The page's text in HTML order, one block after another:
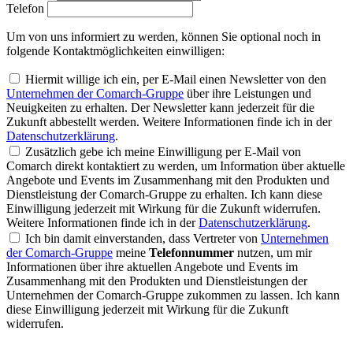
Telefon
Um von uns informiert zu werden, können Sie optional noch in
folgende Kontaktmöglichkeiten einwilligen:
Hiermit willige ich ein, per E-Mail einen Newsletter von den
Unternehmen der Comarch-Gruppe über ihre Leistungen und
Neuigkeiten zu erhalten. Der Newsletter kann jederzeit für die
Zukunft abbestellt werden. Weitere Informationen finde ich in der
Datenschutzerklärung.
Zusätzlich gebe ich meine Einwilligung per E-Mail von
Comarch direkt kontaktiert zu werden, um Information über aktuelle
Angebote und Events im Zusammenhang mit den Produkten und
Dienstleistung der Comarch-Gruppe zu erhalten. Ich kann diese
Einwilligung jederzeit mit Wirkung für die Zukunft widerrufen.
Weitere Informationen finde ich in derDatenschutzerklärung.
Ich bin damit einverstanden, dass Vertreter von Unternehmen
der Comarch-Gruppe meine Telefonnummer nutzen, um mir
Informationen über ihre aktuellen Angebote und Events im
Zusammenhang mit den Produkten und Dienstleistungen der
Unternehmen der Comarch-Gruppe zukommen zu lassen. Ich kann
diese Einwilligung jederzeit mit Wirkung für die Zukunft
widerrufen.